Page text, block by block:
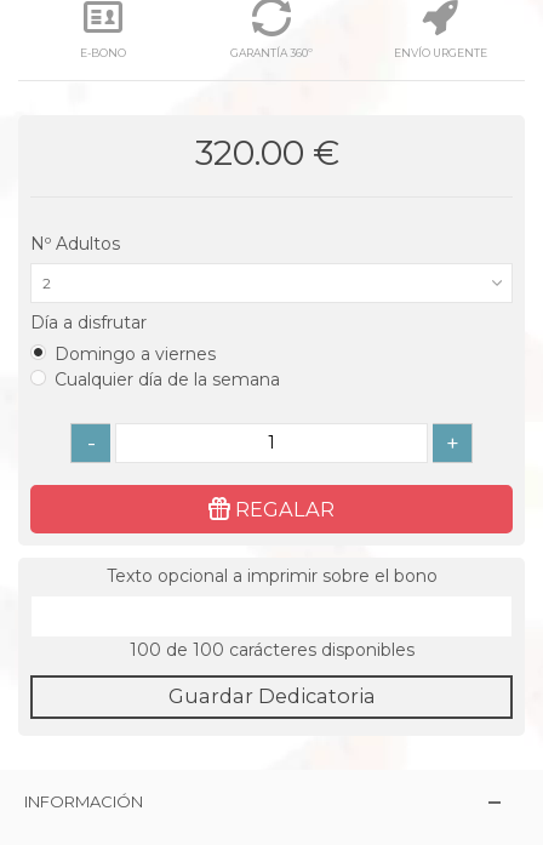
E-BONO GARANTÍA 360º ENVÍO URGENTE
320.00 €
Nº Adultos
2
Día a disfrutar
Domingo a viernes
Cualquier día de la semana
- +
REGALAR
Texto opcional a imprimir sobre el bono
100 de 100 carácteres disponibles
Guardar Dedicatoria
INFORMACIÓN